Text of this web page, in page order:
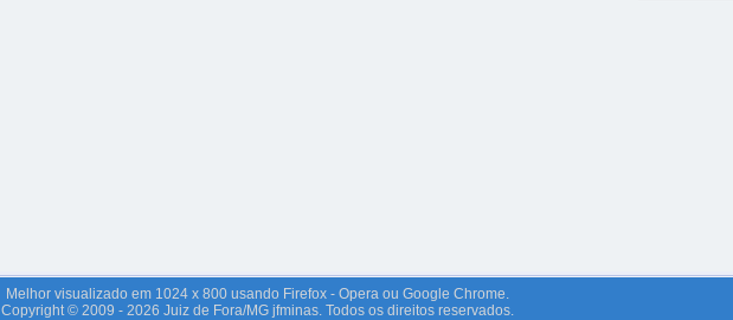
Melhor visualizado em 1024 x 800 usando Firefox - Opera ou Google Chrome.
Copyright © 2009 - 2026 Juiz de Fora/MG jfminas. Todos os direitos reservados.